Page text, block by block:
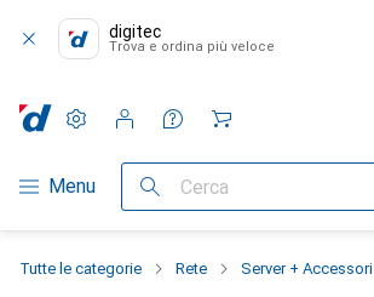
digitec
Trova e ordina più veloce
Categoria Navigazione
Menu Cerca
Impostazioni
Conto cliente
Liste di confronto
Liste dei desideri
Carrello
Tutte le categorie Rete Server + Accessori